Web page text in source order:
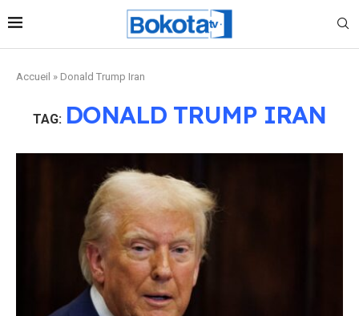
Accueil » Donald Trump Iran
TAG: DONALD TRUMP IRAN